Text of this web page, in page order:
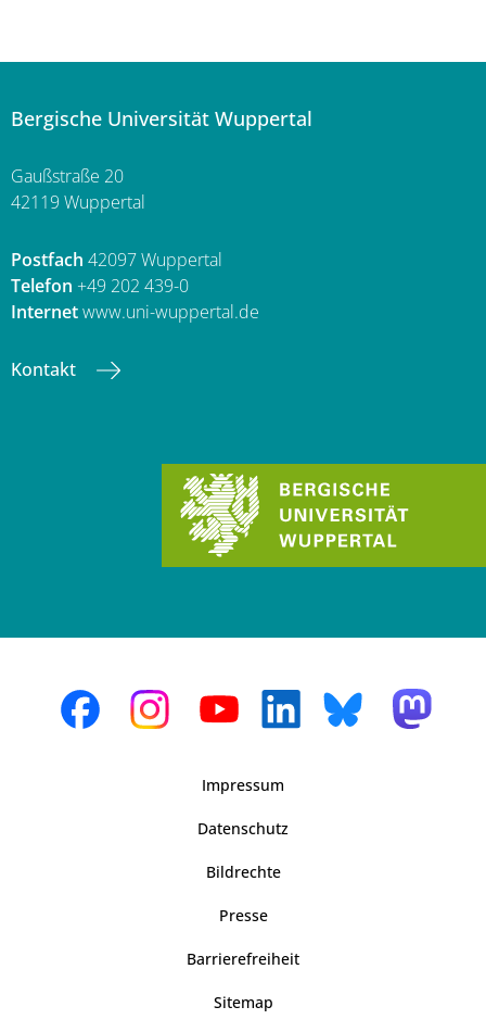
Bergische Universität Wuppertal
Gaußstraße 20
42119 Wuppertal
Postfach 42097 Wuppertal
Telefon +49 202 439-0
Internetwww.uni-wuppertal.de
Kontakt
Impressum
Datenschutz
Bildrechte
Presse
Barrierefreiheit
Sitemap